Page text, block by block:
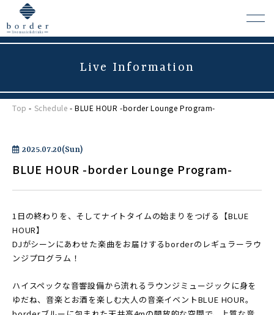
よくある質問
Live Information
Top - Schedule - BLUE HOUR -border Lounge Program-
2025.07.20(Sun)
BLUE HOUR -border Lounge Program-
1日の終わりを、そしてナイトタイムの始まりをつげる【BLUE
HOUR】
DJがシーンにあわせた楽曲をお届けするborderのレギュラーラウ
ンジプログラム！
ハイスペックな音響設備から流れるラウンジミュージックに身を
ゆだね、音楽とお酒を楽しむ大人の音楽イベントBLUE HOUR。